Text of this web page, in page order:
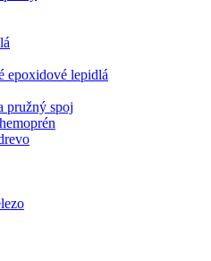
epoxidové lepidlá
pružný spoj